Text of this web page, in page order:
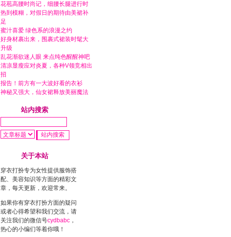
花苞高腰时尚记，细腰长腿进行时
热到模糊，对假日的期待由美裙补
足
蜜汁喜爱 绿色系的浪漫之约
好身材裹出来，围裹式裙装时髦大
升级
乱花渐欲迷人眼 来点纯色醒醒神吧
清凉显瘦应对炎夏，各种V领竞相出
招
报告！前方有一大波好看的衣衫
神秘又强大，仙女裙释放美丽魔法
站内搜索
关于本站
穿衣打扮专为女性提供服饰搭
配、美容知识等方面的精彩文
章，每天更新，欢迎常来。
如果你有穿衣打扮方面的疑问
或者心得希望和我们交流，请
关注我们的微信号cydbabc ，
热心的小编们等着你哦！